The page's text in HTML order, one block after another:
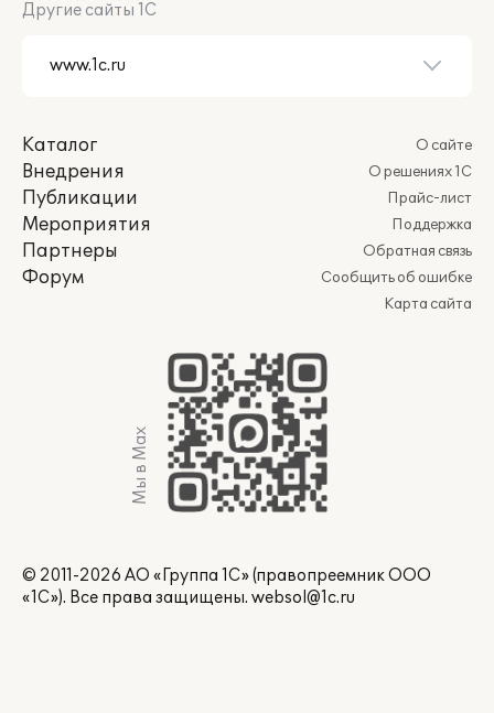
Другие сайты 1С
Каталог
Внедрения
Публикации
Мероприятия
Партнеры
Форум
О сайте
О решениях 1С
Прайс-лист
Поддержка
Обратная связь
Сообщить об ошибке
Карта сайта
Мы в Max
© 2011-2026 АО «Группа 1С» (правопреемник ООО
«1С»). Все права защищены. websol@1c.ru